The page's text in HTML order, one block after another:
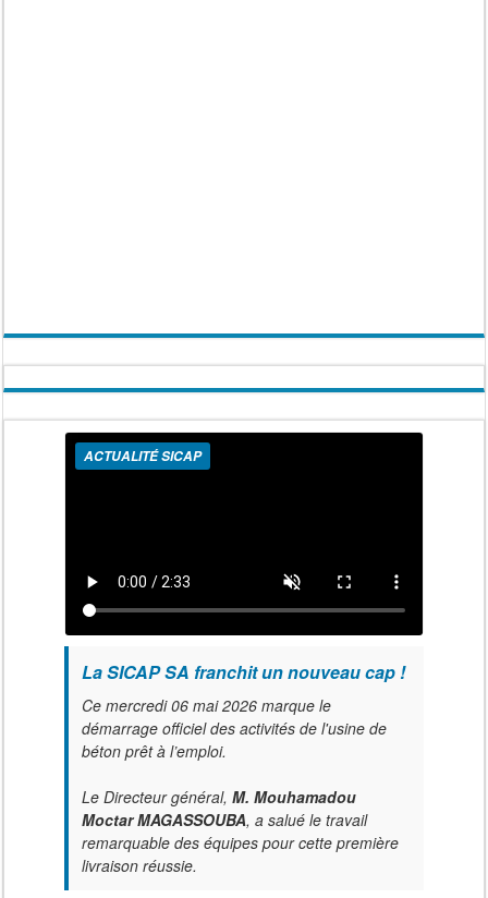
ACTUALITÉ SICAP
La SICAP SA franchit un nouveau cap !
Ce mercredi 06 mai 2026 marque le
démarrage officiel des activités de l'usine de
béton prêt à l’emploi.
Le Directeur général, M. Mouhamadou
Moctar MAGASSOUBA, a salué le travail
remarquable des équipes pour cette première
livraison réussie.